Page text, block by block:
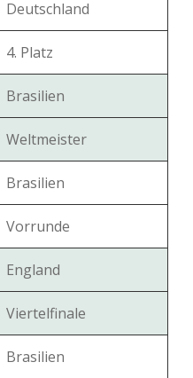
Deutschland
4. Platz
Brasilien
Weltmeister
Brasilien
Vorrunde
England
Viertelfinale
Brasilien